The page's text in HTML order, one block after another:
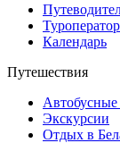
Календарь
Путешествия
Экскурсии
Отдых в